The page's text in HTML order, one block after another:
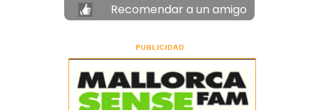
Recomendar a un amigo